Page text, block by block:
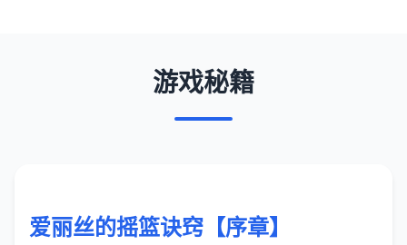
游戏秘籍
爱丽丝的摇篮诀窍【序章】